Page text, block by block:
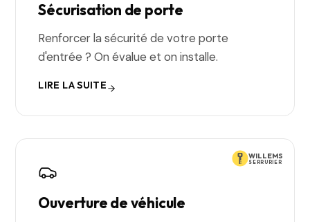
Sécurisation de porte
Renforcer la sécurité de votre porte
d'entrée ? On évalue et on installe.
LIRE LA SUITE
WILLEMS
SERRURIER
Ouverture de véhicule